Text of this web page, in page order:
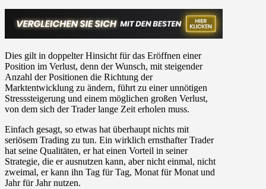
Dies gilt in doppelter Hinsicht für das Eröffnen einer
Position im Verlust, denn der Wunsch, mit steigender
Anzahl der Positionen die Richtung der
Marktentwicklung zu ändern, führt zu einer unnötigen
Stresssteigerung und einem möglichen großen Verlust,
von dem sich der Trader lange Zeit erholen muss.
Einfach gesagt, so etwas hat überhaupt nichts mit
seriösem Trading zu tun. Ein wirklich ernsthafter Trader
hat seine Qualitäten, er hat einen Vorteil in seiner
Strategie, die er ausnutzen kann, aber nicht einmal, nicht
zweimal, er kann ihn Tag für Tag, Monat für Monat und
Jahr für Jahr nutzen.